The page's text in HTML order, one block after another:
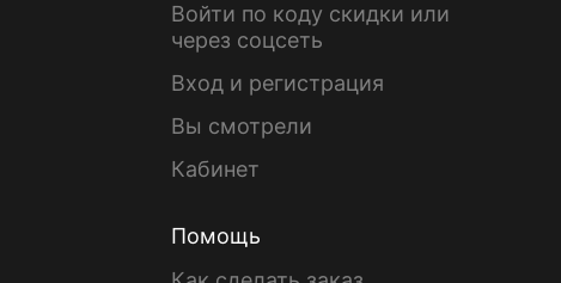
Войти по коду скидки или
через соцсеть
Вход и регистрация
Вы смотрели
Кабинет
Помощь